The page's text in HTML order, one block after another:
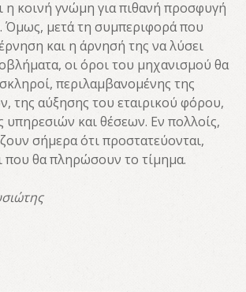
η κοινή γνώμη για πιθανή προσφυγή
Όμως, μετά τη συμπεριφορά που
και η άρνησή της να λύσει
οι όροι του μηχανισμού θα
περιλαμβανομένης της
της αύξησης του εταιρικού φόρου,
υπηρεσιών και θέσεων. Εν πολλοίς,
σήμερα ότι προστατεύονται,
που θα πληρώσουν το τίμημα.